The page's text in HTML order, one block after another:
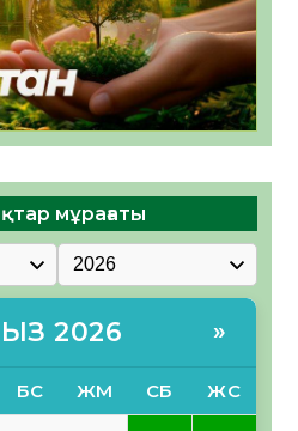
мұрағаты
2026 »
БС ЖМ СБ ЖС